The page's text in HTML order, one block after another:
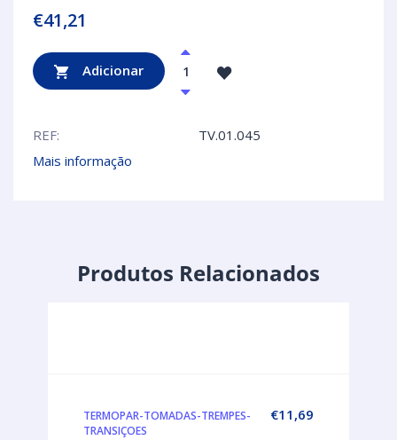
€41,21
Adicionar
REF:
TV.01.045
Mais informação
Produtos Relacionados
€11,69
TERMOPAR-TOMADAS-TREMPES-
TRANSIÇOES